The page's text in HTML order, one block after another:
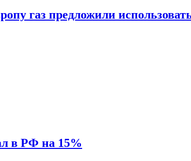
газ предложили
в РФ на 15%